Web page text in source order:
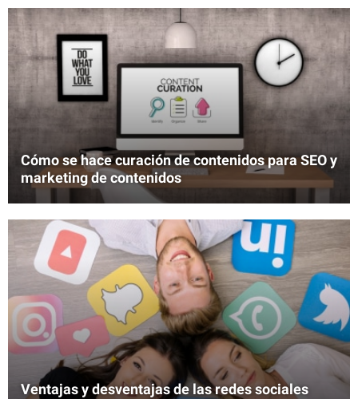
Cómo se hace curación de contenidos para SEO y
marketing de contenidos
Ventajas y desventajas de las redes sociales